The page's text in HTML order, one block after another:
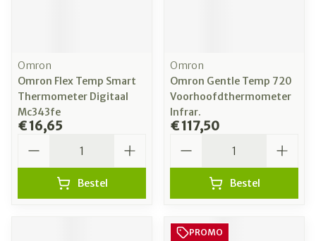
Omron
Omron Flex Temp Smart
Thermometer Digitaal
Mc343fe
€ 16,65
Bestel
Omron
Omron Gentle Temp 720
Voorhoofdthermometer
Infrar.
€ 117,50
Bestel
PROMO